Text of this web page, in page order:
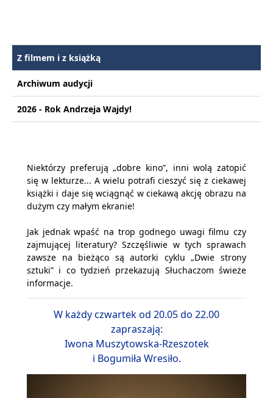
Z filmem i z książką
Archiwum audycji
2026 - Rok Andrzeja Wajdy!
Niektórzy preferują „dobre kino”, inni wolą zatopić
się w lekturze... A wielu potrafi cieszyć się z ciekawej
książki i daje się wciągnąć w ciekawą akcję obrazu na
dużym czy małym ekranie!
Jak jednak wpaść na trop godnego uwagi filmu czy
zajmującej literatury? Szczęśliwie w tych sprawach
zawsze na bieżąco są autorki cyklu „Dwie strony
sztuki” i co tydzień przekazują Słuchaczom świeże
informacje.
W każdy czwartek od 20.05 do 22.00
zapraszają:
Iwona Muszytowska-Rzeszotek
i Bogumiła Wresiło.